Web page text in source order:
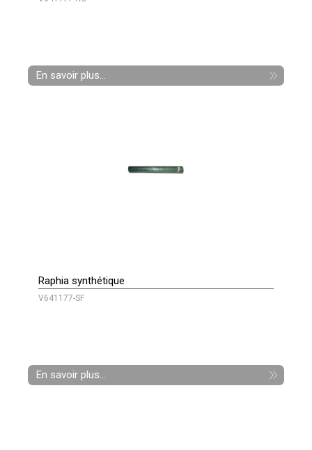
En savoir plus...
Raphia synthétique
V641177-SF
En savoir plus...